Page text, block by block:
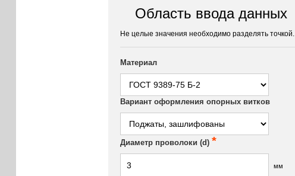
Область ввода данных
Не целые значения необходимо разделять точкой.
Материал
Вариант оформления опорных витков
Диаметр проволоки (d) *
мм